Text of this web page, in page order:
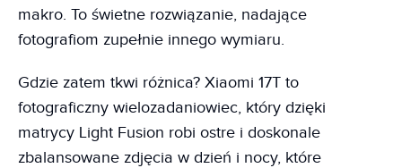
makro. To świetne rozwiązanie, nadające
fotografiom zupełnie innego wymiaru.
Gdzie zatem tkwi różnica? Xiaomi 17T to
fotograficzny wielozadaniowiec, który dzięki
matrycy Light Fusion robi ostre i doskonale
zbalansowane zdjęcia w dzień i nocy, które